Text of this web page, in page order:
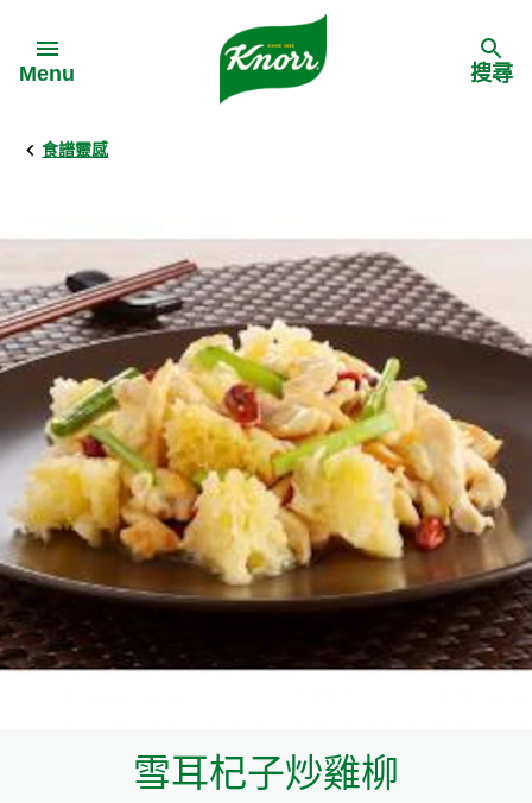
Menu
Back
料理食材
料理方式
季節節慶
多國料理
料理種類
Back
家樂牌純鮮雞粉
家樂牌雞粉
家樂牌鮮菇粉
家樂牌濃湯寶
家樂牌雞汁
家樂牌快熟通心粉
家樂牌鷹粟粉
Back
背景
甚麼是愛環境食材
愛環境食材名單
愛環境食材食譜
愛環境食材篩選條件
搜尋
食譜靈感
雪耳杞子炒雞柳